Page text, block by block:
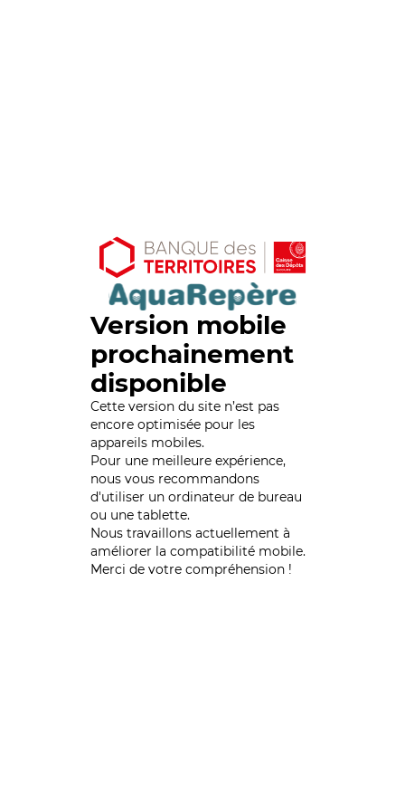
Version mobile
prochainement
disponible
Cette version du site n’est pas
encore optimisée pour les
appareils mobiles.
Pour une meilleure expérience,
nous vous recommandons
d'utiliser un ordinateur de bureau
ou une tablette.
Nous travaillons actuellement à
améliorer la compatibilité mobile.
Merci de votre compréhension !